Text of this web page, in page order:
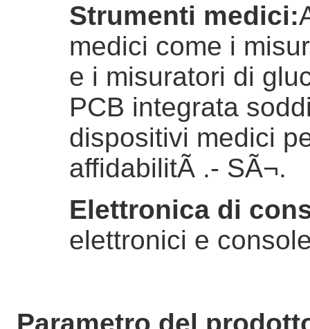
Strumenti medici:
medici come i
e i misuratori di
PCB integrata
dispositivi medici
affidabilitÃ .- SÃ¬.
Elettronica di
elettronici e